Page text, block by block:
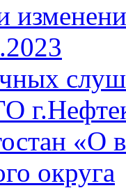
«О
округа